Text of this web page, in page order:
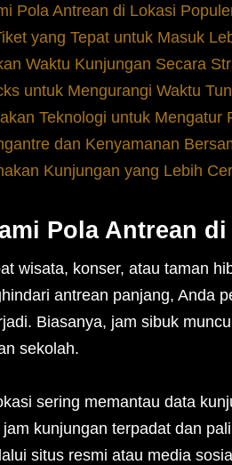
Pola Antrean di Lokasi
yang Tepat untuk Masuk
Waktu Kunjungan Secara
untuk Mengurangi Waktu
Teknologi untuk Mengatur
dan Kenyamanan
Kunjungan yang Lebih
Pola Antrean
wisata, konser, atau taman
antrean panjang, Anda
Biasanya, jam sibuk
sekolah.
sering memantau data
kunjungan terpadat dan
situs resmi atau media